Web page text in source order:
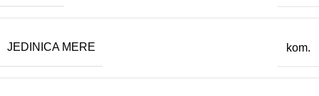
JEDINICA MERE kom.